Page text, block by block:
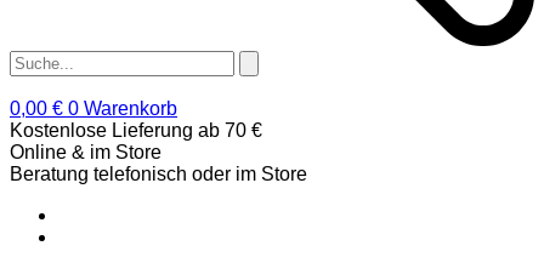
0,00 € 0 Warenkorb
Kostenlose Lieferung ab 70 €
Online & im Store
Beratung telefonisch oder im Store